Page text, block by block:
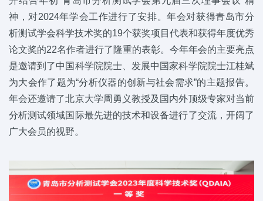
神，对2024年学会工作进行了安排。年会对获得青岛市分
析测试学会科学技术奖的19个获奖项目代表和获得年度优秀
论文奖的22名作者进行了隆重的表彰。今年年会的主要亮点
是邀请到了中国科学院院士、发展中国家科学院院士江桂斌
为大会作了题为“分析仪器的创新与社会需求”的主题报告。
年会还邀请了北京大学周勇义教授及国内外顶级专家对当前
分析测试领域国际最先进的技术和设备进行了交流，开阔了
广大会员的视野。